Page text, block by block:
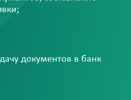
документов в банк